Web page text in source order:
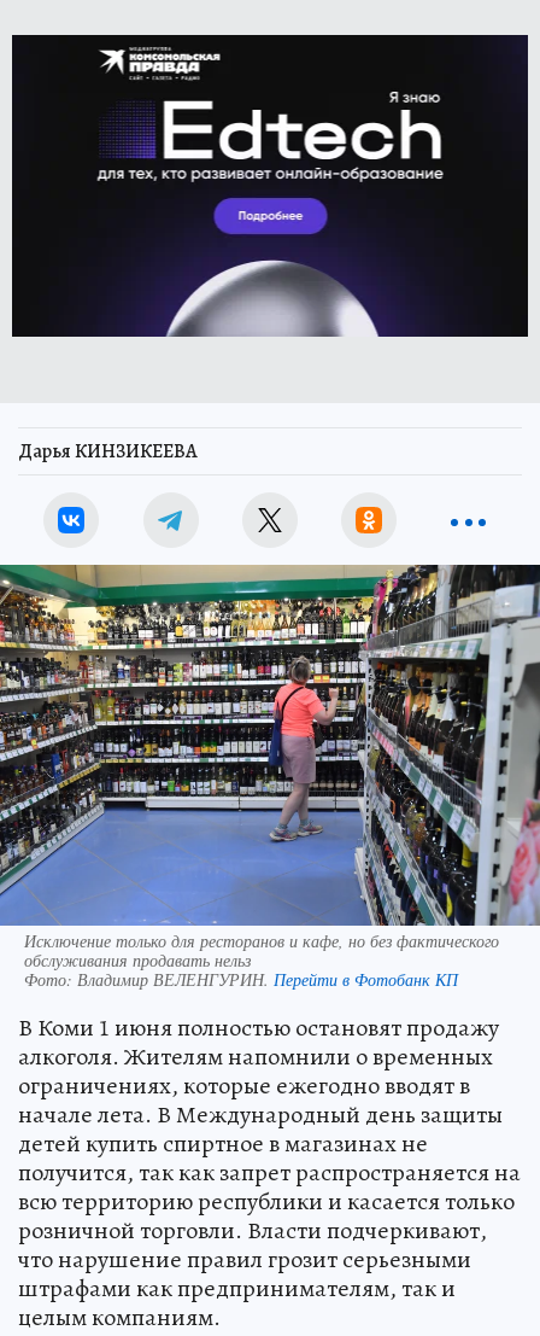
Дарья КИНЗИКЕЕВА
Исключение только для ресторанов и кафе, но без фактического
обслуживания продавать нельз
Фото: Владимир ВЕЛЕНГУРИН. Перейти в Фотобанк КП
В Коми 1 июня полностью остановят продажу
алкоголя. Жителям напомнили о временных
ограничениях, которые ежегодно вводят в
начале лета. В Международный день защиты
детей купить спиртное в магазинах не
получится, так как запрет распространяется на
всю территорию республики и касается только
розничной торговли. Власти подчеркивают,
что нарушение правил грозит серьезными
штрафами как предпринимателям, так и
целым компаниям.